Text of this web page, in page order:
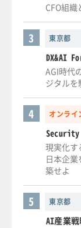
CFO組
東京都
3
DX&AI
AGI時代
ジタルを
オンライ
4
Security
現実化す
日本企
築せよ
東京都
5
AI産業